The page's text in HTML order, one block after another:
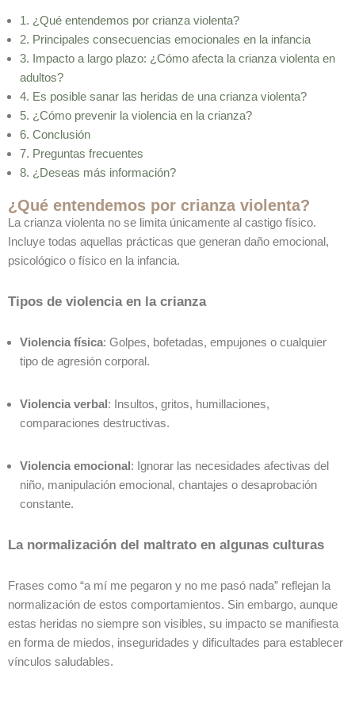
1. ¿Qué entendemos por crianza violenta?
2. Principales consecuencias emocionales en la infancia
3. Impacto a largo plazo: ¿Cómo afecta la crianza violenta en
adultos?
4. Es posible sanar las heridas de una crianza violenta?
5. ¿Cómo prevenir la violencia en la crianza?
6. Conclusión
7. Preguntas frecuentes
8. ¿Deseas más información?
¿Qué entendemos por crianza violenta?
La crianza violenta no se limita únicamente al castigo físico.
Incluye todas aquellas prácticas que generan daño emocional,
psicológico o físico en la infancia.
Tipos de violencia en la crianza
Violencia física: Golpes, bofetadas, empujones o cualquier
tipo de agresión corporal.
Violencia verbal: Insultos, gritos, humillaciones,
comparaciones destructivas.
Violencia emocional: Ignorar las necesidades afectivas del
niño, manipulación emocional, chantajes o desaprobación
constante.
La normalización del maltrato en algunas culturas
Frases como “a mí me pegaron y no me pasó nada” reflejan la
normalización de estos comportamientos. Sin embargo, aunque
estas heridas no siempre son visibles, su impacto se manifiesta
en forma de miedos, inseguridades y dificultades para establecer
vínculos saludables.